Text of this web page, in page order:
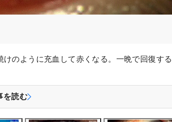
のように充血して赤くなる。一晩で回復する
を読む